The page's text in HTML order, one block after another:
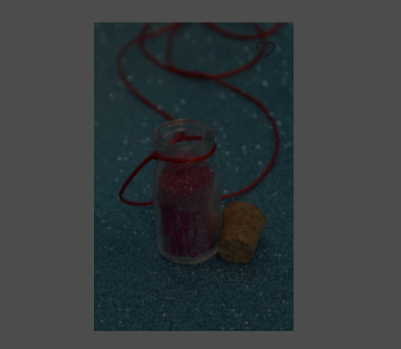
ADICIONAR AO CARRINHO